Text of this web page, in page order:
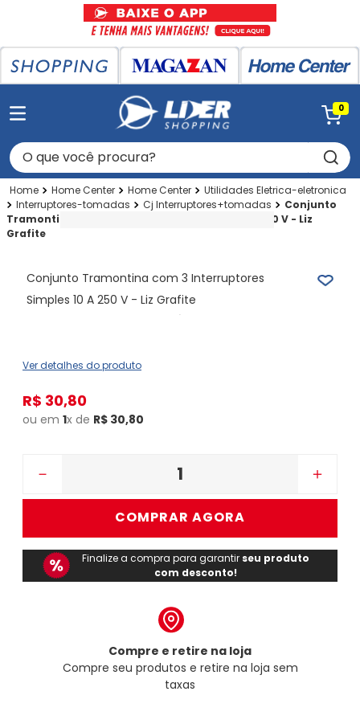
0
O que você procura?
Home Center Home Center
Utilidades Eletrica-eletronica
Interruptores-tomadas
Cj Interruptores+tomadas
Conjunto
Tramontina com 3 Interruptores Simples 10 A 250 V - Liz
Grafite
Conjunto Tramontina com 3 Interruptores
Simples 10 A 250 V - Liz Grafite
Ver detalhes do produto
R$ 30,80
ou em 1x de R$ 30,80
＋
－
COMPRAR AGORA
Finalize a compra para garantir seu produto
com desconto!
Compre e retire na loja
Compre seu produtos e retire na loja sem
taxas